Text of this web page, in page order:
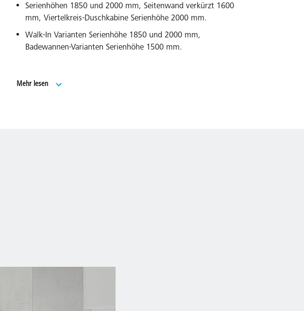
Serienhöhen 1850 und 2000 mm, Seitenwand verkürzt 1600
mm, Viertelkreis-Duschkabine Serienhöhe 2000 mm.
Walk-In Varianten Serienhöhe 1850 und 2000 mm,
Badewannen-Varianten Serienhöhe 1500 mm.
Umfangreiches Sondermaßprogramm und Sonderlösungen über
Mehr lesen